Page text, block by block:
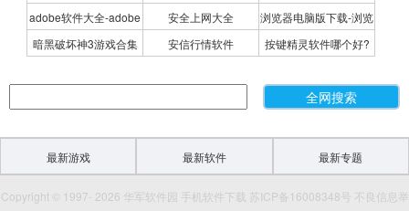
集
P2P种子搜索神器专题
adobe软件大全-adobe
全系列软件下载-adobe
安全上网大全
浏览器电脑版下载-浏览
器下载合集
暗黑破坏神3游戏合集 安信行情软件
按键精灵软件哪个好?
最新游戏 最新软件 最新专题
Copyright © 1997- 2026 华军软件园 手机软件下载 苏ICP备16008348号 不良信息举